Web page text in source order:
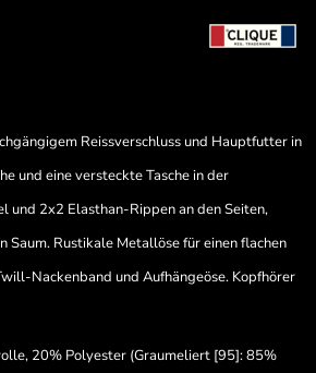
Reissverschluss und Hauptfutter in
und eine versteckte Tasche in der
und 2x2 Elasthan-Rippen an den Seiten,
Saum. Rustikale Metallöse für einen flachen
Nackenband und Aufhängeöse. Kopfhörer
20% Polyester (Graumeliert [95]: 85%